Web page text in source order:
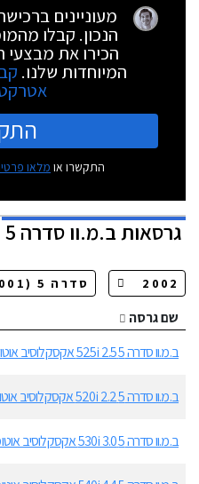
מעוניינים
הנכון. קבלו
הכירו את מבצעי
המיוחדות שלנו.
התקשרו או מלאו
גרסאותב.מ.וו סדרה 5
שם גרסה
ב.מ.וו סדרה 5 525i 2.5 אקסקלוסיב אוטומט
ב.מ.וו סדרה 5 520i 2.2 אקסקלוסיב אוטומט
ב.מ.וו סדרה 5 530i 3.0 אקסקלוסיב אוטומט